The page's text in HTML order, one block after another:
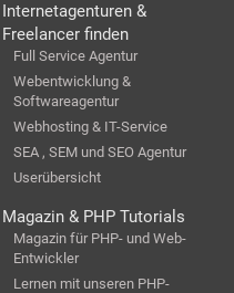
Internetagenturen &
Freelancer finden
Full Service Agentur
Webentwicklung &
Softwareagentur
Webhosting & IT-Service
SEA , SEM und SEO Agentur
Userübersicht
Magazin & PHP Tutorials
Magazin für PHP- und Web-
Entwickler
Lernen mit unseren PHP-